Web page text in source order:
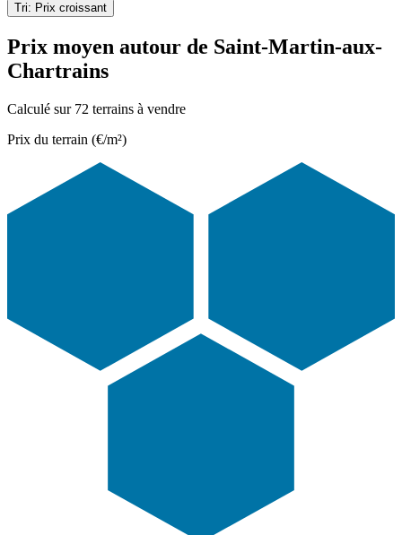
Tri: Prix croissant
Prix moyen autour de Saint-Martin-aux-
Chartrains
Calculé sur 72 terrains à vendre
Prix du terrain (€/m²)